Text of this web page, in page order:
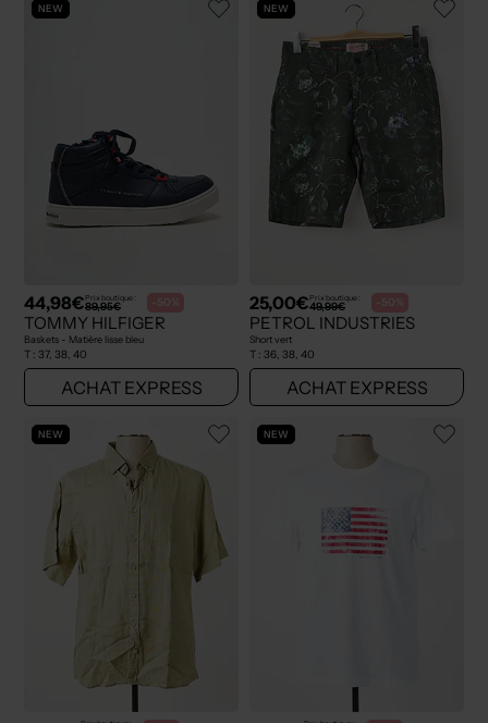
NEW
44,98€Prix boutique :
89,95€ -50%
TOMMY HILFIGER
Baskets - Matière lisse bleu
T : 37, 38, 40
ACHAT EXPRESS
NEW
25,00€Prix boutique :
49,99€ -50%
PETROL INDUSTRIES
Short vert
T : 36, 38, 40
ACHAT EXPRESS
NEW NEW